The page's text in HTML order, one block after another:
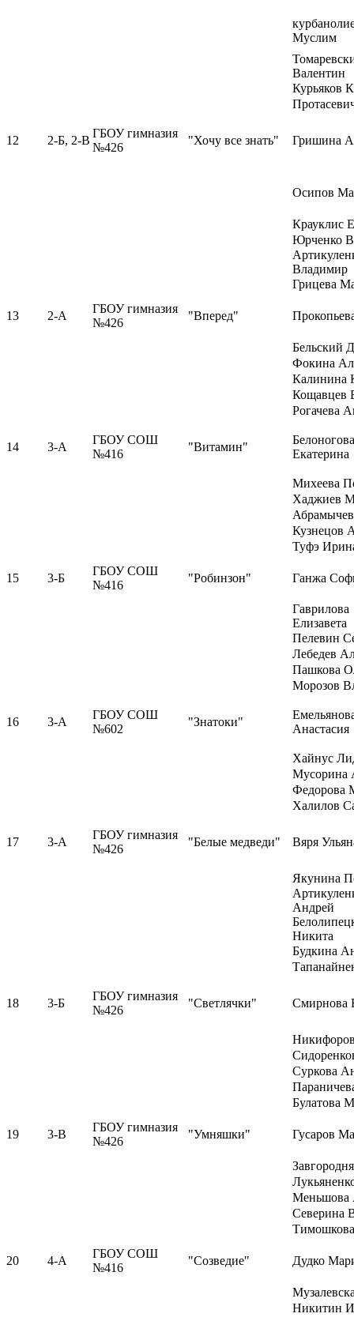
Муслим
Валентин
Курьяков
12 2-Б, 2-В
ГБОУ гимназия
№426
"Хочу все знать" Гришина
Осипов
Крауклис
Юрченко
Владимир
Грицева
13 2-А
ГБОУ гимназия
№426
"Вперед"
Бельский
Фокина
Калинина
Кощавцев
Рогачева
14 3-А
ГБОУ СОШ
№416
"Витамин"
Белоногова
Екатерина
Михеева
Хаджиев
Кузнецов
Туфэ
15 3-Б
ГБОУ СОШ
№416
"Робинзон" Ганжа
Гаврилова
Елизавета
Пелевин
Лебедев
Пашкова
Морозов
16 3-А
ГБОУ СОШ
№602
"Знатоки"
Анастасия
Хайнус
Мусорина
Федорова
Халилов
17 3-А
ГБОУ гимназия
№426
"Белые медведи" Вяря
Якунина
Андрей
Никита
Будкина
18 3-Б
ГБОУ гимназия
№426
"Светлячки" Смирнова
Суркова
Булатова
19 3-В
ГБОУ гимназия
№426
"Умняшки" Гусаров
Меньшова
Северина
20 4-А
ГБОУ СОШ
№416
"Созведие" Дудко
Никитин